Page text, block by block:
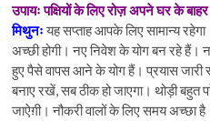
उपायः पक्षियों के लिए रोज़ अपने घर के
मिथुनः यह सप्ताह आपके लिए सामान्य
अच्छी होगी। नए निवेश के योग बन रहे हैं।
हुए पैसे वापस आने के योग हैं। प्रयास
बनाए रखें, सब ठीक हो जाएगा। थोड़ी बहुत
जाऐग़ी। नौकरी वालों के लिए समय अच्छा